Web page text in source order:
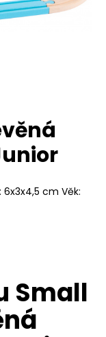
cm Věk:
Small